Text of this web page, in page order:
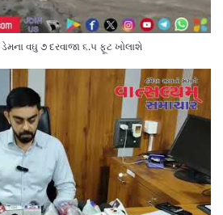
વઘુ ૭ દરવાજા ૬.૫ ફૂટ ખોલાશે